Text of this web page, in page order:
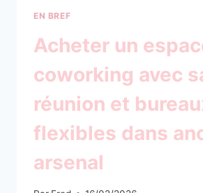
EN BREF
Acheter un
coworking avec
réunion et
flexibles dans
arsenal